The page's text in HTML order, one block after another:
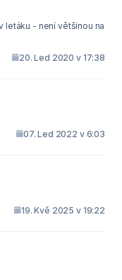
20. Led 2020 v 17:38
07. Led 2022 v 6:03
19. Kvě 2025 v 19:22